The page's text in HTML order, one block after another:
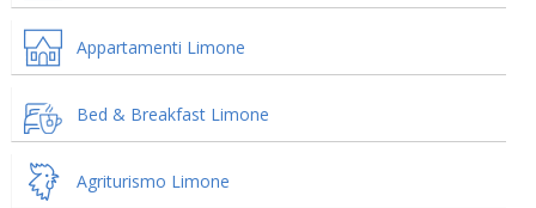
Appartamenti Limone
Bed & Breakfast Limone
Agriturismo Limone